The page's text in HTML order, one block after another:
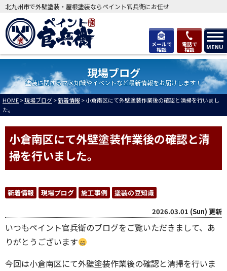
メールで
相談
電話で
相談 MENU
北九州市で外壁塗装・屋根塗装ならペイント官兵衛にお任せ
現場ブログ
塗装に関するマメ知識やイベントなど最新情報をお届けします！
HOME>現場ブログ>新着情報>小倉南区にて外壁塗装作業後の確認と清掃を行いまし
た。
小倉南区にて外壁塗装作業後の確認と清
掃を行いました。
新着情報 現場ブログ 施工事例
塗装の豆知識
2026.03.01 (Sun) 更新
いつもペイント官兵衛のブログをご覧いただきまして、あ
りがとうございます
今回は小倉南区にて外壁塗装作業後の確認と清掃を行いま